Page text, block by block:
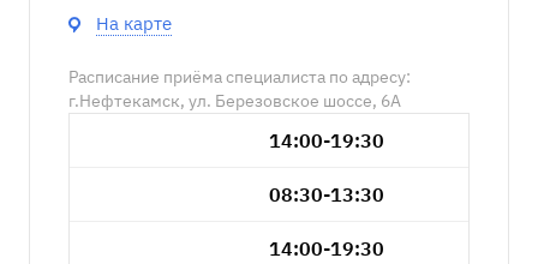
На карте
Расписание приёма специалиста по адресу:
г.Нефтекамск, ул. Березовское шоссе, 6А
14:00-19:30
08:30-13:30
14:00-19:30